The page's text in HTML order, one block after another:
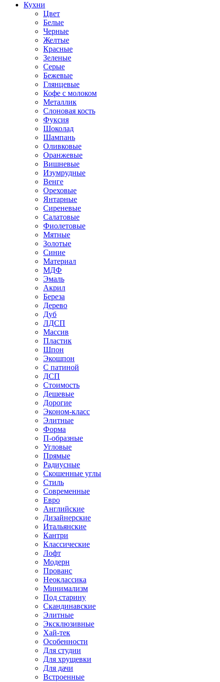
Кухни
Цвет
Белые
Черные
Желтые
Красные
Зеленые
Серые
Бежевые
Глянцевые
Кофе с молоком
Металлик
Слоновая кость
Фуксия
Шоколад
Шампань
Оливковые
Оранжевые
Вишневые
Изумрудные
Венге
Ореховые
Янтарные
Сиреневые
Салатовые
Фиолетовые
Мятные
Золотые
Синие
Материал
МДФ
Эмаль
Акрил
Береза
Дерево
Дуб
ЛДСП
Массив
Пластик
Шпон
Экошпон
С патиной
ДСП
Стоимость
Дешевые
Дорогие
Эконом-класс
Элитные
Форма
П-образные
Угловые
Прямые
Радиусные
Скошенные углы
Стиль
Современные
Евро
Английские
Дизайнерские
Итальянские
Кантри
Классические
Лофт
Модерн
Прованс
Неоклассика
Минимализм
Под старину
Скандинавские
Элитные
Эксклюзивные
Хай-тек
Особенности
Для студии
Для хрущевки
Для дачи
Встроенные